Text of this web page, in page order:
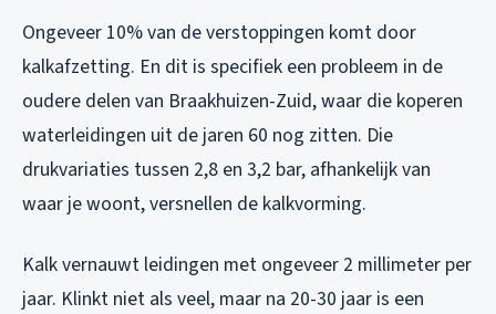
Ongeveer 10% van de verstoppingen komt door
kalkafzetting. En dit is specifiek een probleem in de
oudere delen van Braakhuizen-Zuid, waar die koperen
waterleidingen uit de jaren 60 nog zitten. Die
drukvariaties tussen 2,8 en 3,2 bar, afhankelijk van
waar je woont, versnellen de kalkvorming.
Kalk vernauwt leidingen met ongeveer 2 millimeter per
jaar. Klinkt niet als veel, maar na 20-30 jaar is een